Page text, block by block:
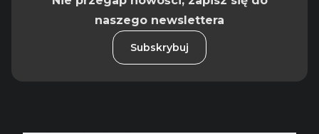
naszego newslettera
Subskrybuj